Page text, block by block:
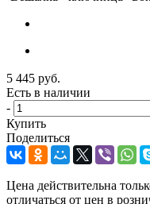
5 445 руб.
Есть в наличии
-
Купить
Поделиться
Цена действительна
отличаться от цен в